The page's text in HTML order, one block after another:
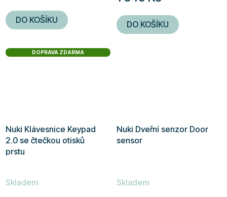
5,0
z
hvězdiček.
DO KOŠÍKU DO KOŠÍKU
DOPRAVA ZDARMA
Nuki Klávesnice Keypad
2.0 se čtečkou otisků
prstu
Skladem
Nuki Dveřní senzor Door
sensor
Skladem